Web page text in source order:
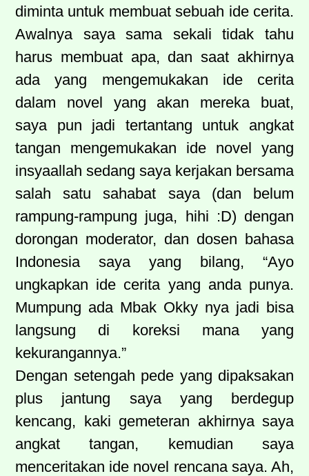
diminta untuk membuat sebuah ide cerita.
Awalnya saya sama sekali tidak tahu
harus membuat apa, dan saat akhirnya
ada yang mengemukakan ide cerita
dalam novel yang akan mereka buat,
saya pun jadi tertantang untuk angkat
tangan mengemukakan ide novel yang
insyaallah sedang saya kerjakan bersama
salah satu sahabat saya (dan belum
rampung-rampung juga, hihi :D) dengan
dorongan moderator, dan dosen bahasa
Indonesia saya yang bilang, “Ayo
ungkapkan ide cerita yang anda punya.
Mumpung ada Mbak Okky nya jadi bisa
langsung di koreksi mana yang
kekurangannya.”
Dengan setengah pede yang dipaksakan
plus jantung saya yang berdegup
kencang, kaki gemeteran akhirnya saya
angkat tangan, kemudian saya
menceritakan ide novel rencana saya. Ah,